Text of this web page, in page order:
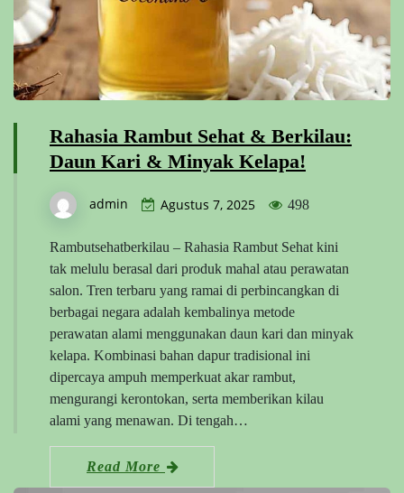
Rahasia Rambut Sehat & Berkilau:
Daun Kari & Minyak Kelapa!
admin Agustus 7, 2025 498
Rambutsehatberkilau – Rahasia Rambut Sehat kini
tak melulu berasal dari produk mahal atau perawatan
salon. Tren terbaru yang ramai di perbincangkan di
berbagai negara adalah kembalinya metode
perawatan alami menggunakan daun kari dan minyak
kelapa. Kombinasi bahan dapur tradisional ini
dipercaya ampuh memperkuat akar rambut,
mengurangi kerontokan, serta memberikan kilau
alami yang menawan. Di tengah…
Read More